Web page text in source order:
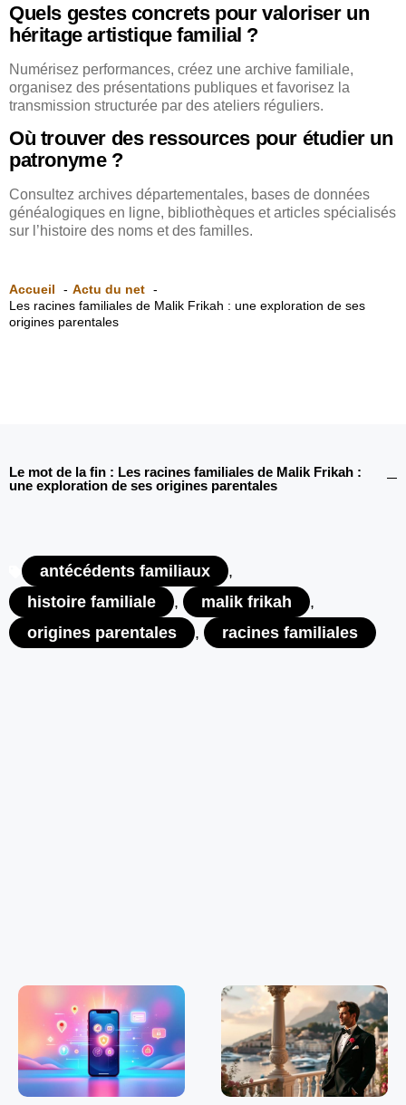
Quels gestes concrets pour valoriser un
héritage artistique familial ?
Numérisez performances, créez une archive familiale,
organisez des présentations publiques et favorisez la
transmission structurée par des ateliers réguliers.
Où trouver des ressources pour étudier un
patronyme ?
Consultez archives départementales, bases de données
généalogiques en ligne, bibliothèques et articles spécialisés
sur l’histoire des noms et des familles.
Accueil
Actu du net
Les racines familiales de Malik Frikah : une exploration de ses
origines parentales
Le mot de la fin : Les racines familiales de Malik Frikah :
une exploration de ses origines parentales
antécédents familiaux
,
histoire familiale
, malik frikah
,
origines parentales
, racines familiales